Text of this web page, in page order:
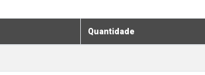
Quantidade